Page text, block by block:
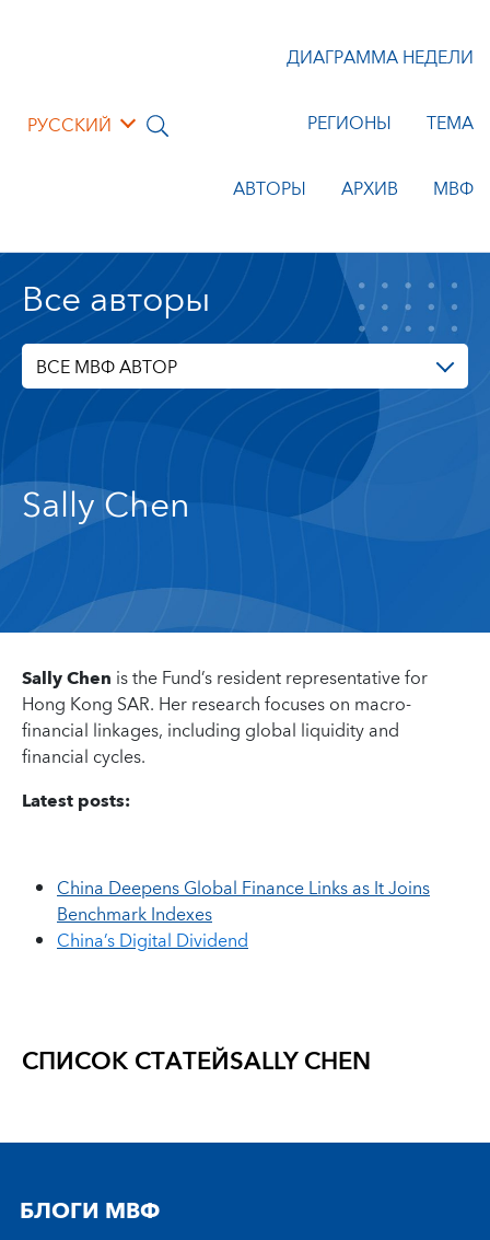
РУССКИЙ
ДИАГРАММА НЕДЕЛИ
РЕГИОНЫ ТЕМА
АВТОРЫ АРХИВ МВФ
Все авторы
ВСЕ МВФ АВТОР
Sally Chen
Sally Chen is the Fund’s resident representative for
Hong Kong SAR. Her research focuses on macro-
financial linkages, including global liquidity and
financial cycles.
Latest posts:
China Deepens Global Finance Links as It Joins
Benchmark Indexes
China’s Digital Dividend
СПИСОК СТАТЕЙSALLY CHEN
БЛОГИ МВФ